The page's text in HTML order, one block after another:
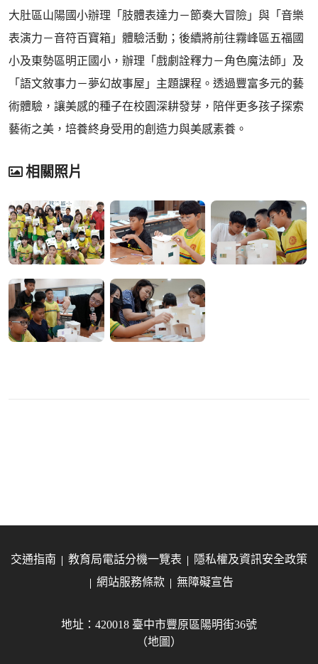
大肚區山陽國小辦理「肢體表達力－節奏大冒險」與「音樂
表演力－音符百寶箱」體驗活動；後續將前往霧峰區五福國
小及東勢區明正國小，辦理「戲劇詮釋力－角色魔法師」及
「語文敘事力－夢幻故事屋」主題課程。透過豐富多元的藝
術體驗，讓美感的種子在校園深耕發芽，陪伴更多孩子探索
藝術之美，培養終身受用的創造力與美感素養。
相關照片
交通指南 教育局電話分機一覽表
隱私權及資訊安全政策
網站服務條款
無障礙宣告
地址：420018 臺中市豐原區陽明街36號
（地圖）